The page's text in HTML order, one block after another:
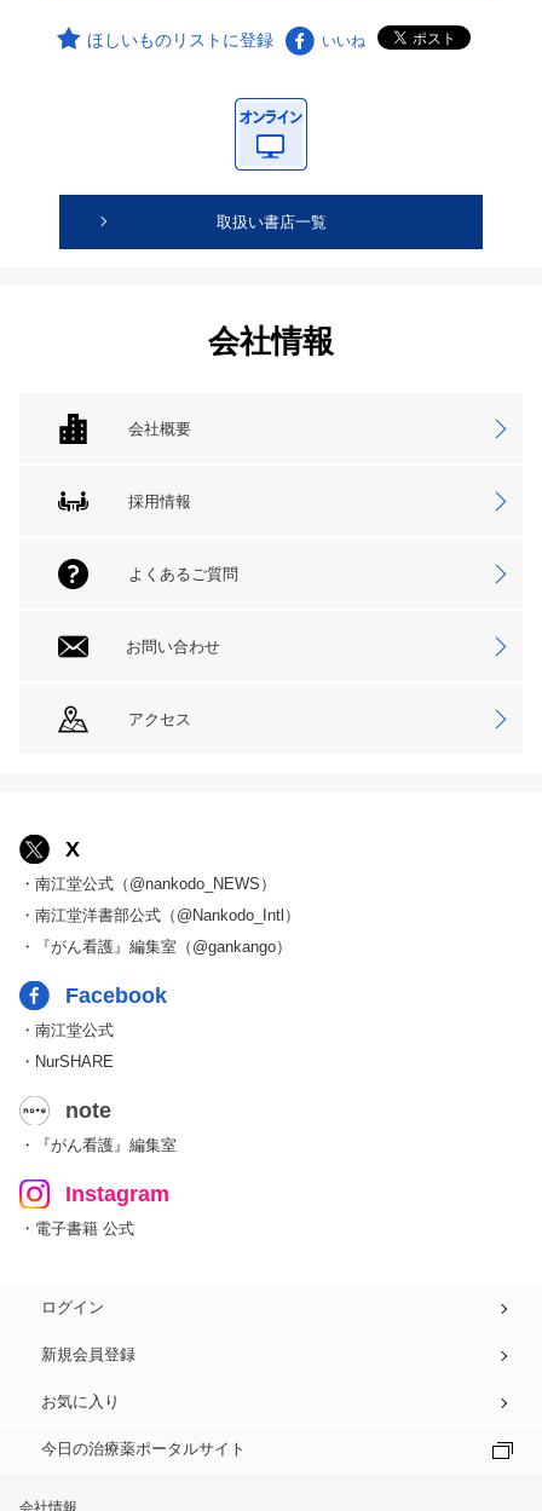
ほしいものリストに登録 いいね
取扱い書店一覧
会社情報
会社概要
採用情報
よくあるご質問
お問い合わせ
アクセス
X
・南江堂公式（@nankodo_NEWS）
・南江堂洋書部公式（@Nankodo_Intl）
・『がん看護』編集室（@gankango）
Facebook
・南江堂公式
・NurSHARE
note
・『がん看護』編集室
Instagram
・電子書籍 公式
ログイン
新規会員登録
お気に入り
今日の治療薬ポータルサイト
会社情報